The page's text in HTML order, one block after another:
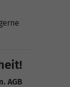
AGB